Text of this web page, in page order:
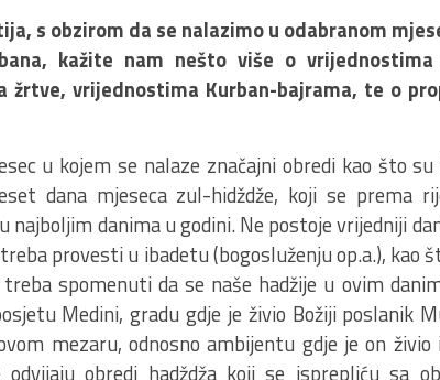
s obzirom da se nalazimo u odabranom
kažite nam nešto više o vrijednostima
žrtve, vrijednostima Kurban-bajrama, te o
u kojem se nalaze značajni obredi kao što
dana mjeseca zul-hidždže, koji se prema
najboljim danima u godini. Ne postoje vrijedniji
provesti u ibadetu (bogosluženju op.a.), kao
spomenuti da se naše hadžije u ovim
Medini, gradu gdje je živio Božiji poslanik
mezaru, odnosno ambijentu gdje je on
obredi hadždža koji se isprepliću sa